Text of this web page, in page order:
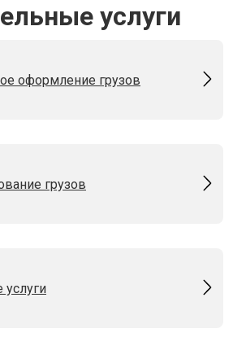
услуги
оформление грузов
грузов
услуги